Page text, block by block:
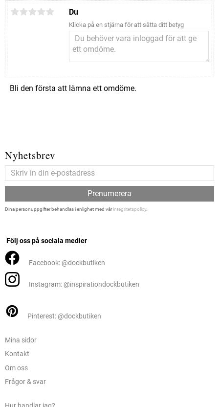
Du
Klicka på en stjärna för att sätta ditt betyg
Bli den första att lämna ett omdöme.
Nyhetsbrev
Prenumerera
Dina personuppgifter behandlas i enlighet med vårintegritetspolicy.
Följ oss på sociala medier
Facebook: @dockbutiken
Instagram: @inspirationdockbutiken
Pinterest: @dockbutiken
Mina sidor
Kontakt
Om oss
Frågor & svar